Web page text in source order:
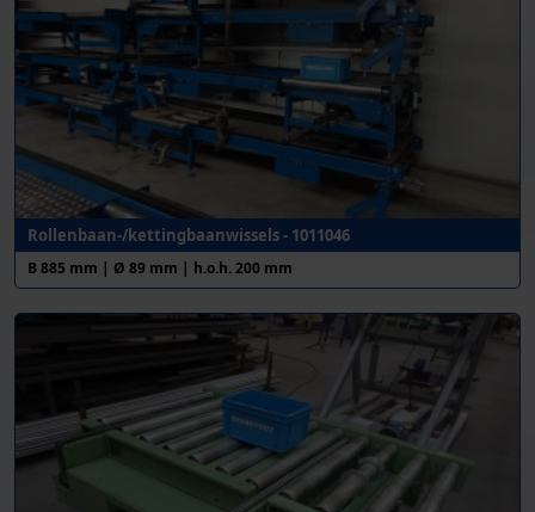
Rollenbaan-/kettingbaanwissels - 1011046
B 885 mm | Ø 89 mm | h.o.h. 200 mm